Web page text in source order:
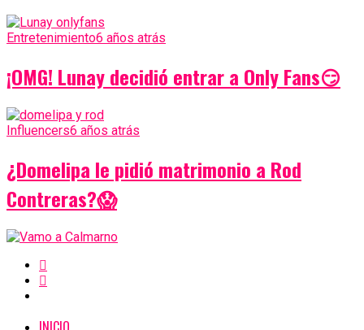
Entretenimiento6 años atrás
¡OMG! Lunay decidió entrar a Only Fans😏
Influencers6 años atrás
¿Domelipa le pidió matrimonio a Rod
Contreras?😱